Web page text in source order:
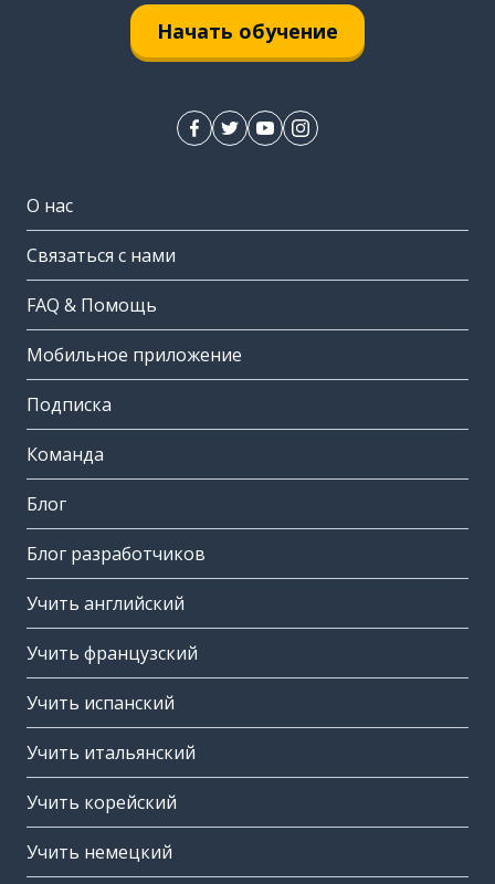
Начать обучение
О нас
Связаться с нами
FAQ & Помощь
Мобильное приложение
Подписка
Команда
Блог
Блог разработчиков
Учить английский
Учить французский
Учить испанский
Учить итальянский
Учить корейский
Учить немецкий